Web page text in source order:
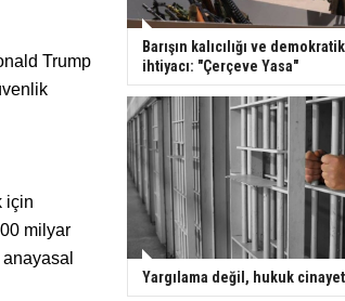
Trump
için
milyar
Barışın kalıcılığı ve
ihtiyacı: "Çerçeve Yasa"
Yargılama değil, hukuk